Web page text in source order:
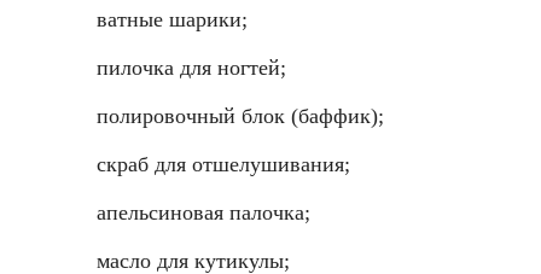
ватные шарики;
пилочка для ногтей;
полировочный блок (баффик);
скраб для отшелушивания;
апельсиновая палочка;
масло для кутикулы;